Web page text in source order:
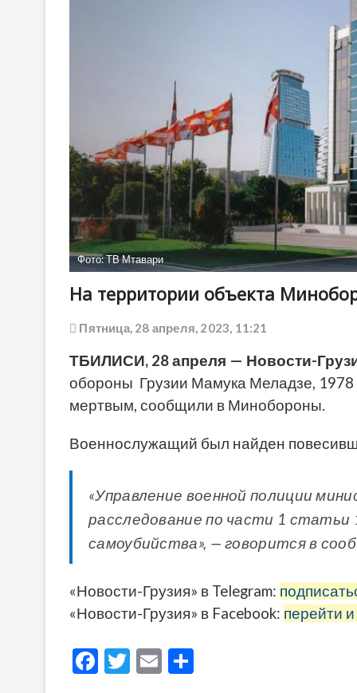
Фото: ТВ Мтавари
На территории объекта
Пятница, 28 апреля, 2023, 11:21
ТБИЛИСИ, 28 апреля — Новости-
обороны Грузии Мамука Меладзе,
мертвым, сообщили в Минобороны.
Военнослужащий был найден
«Управление военной полиции
расследование по части 1 статьи
самоубийства», — говорится в
«Новости-Грузия» в Telegram:
«Новости-Грузия» в Facebook: перейти и
F
T
E